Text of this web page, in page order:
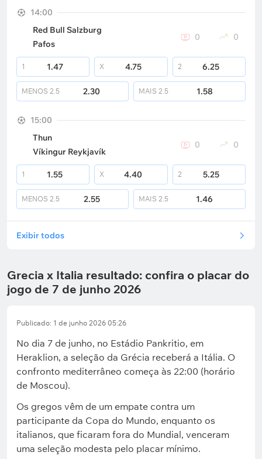
14:00
Red Bull Salzburg
Pafos
0 0
1 1.47 X 4.75 2 6.25
MENOS 2.5 2.30 MAIS 2.5 1.58
15:00
Thun
Víkingur Reykjavík
0 0
1 1.55 X 4.40 2 5.25
MENOS 2.5 2.55 MAIS 2.5 1.46
Exibir todos
Grecia x Italia resultado: confira o placar do
jogo de 7 de junho 2026
Publicado: 1 de junho 2026 05:26
No dia 7 de junho, no Estádio Pankritio, em
Heraklion, a seleção da Grécia receberá a Itália. O
confronto mediterrâneo começa às 22:00 (horário
de Moscou).
Os gregos vêm de um empate contra um
participante da Copa do Mundo, enquanto os
italianos, que ficaram fora do Mundial, venceram
uma seleção modesta pelo placar mínimo.